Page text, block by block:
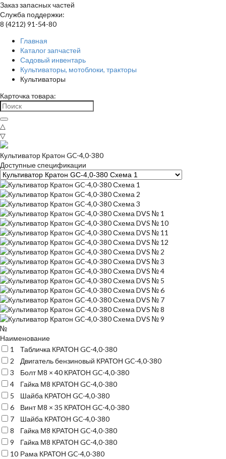
Заказ запасных частей
Служба поддержки:
8 (4212) 91-54-80
Главная
Каталог запчастей
Садовый инвентарь
Культиваторы, мотоблоки, тракторы
Культиваторы
Карточка товара:
△
▽
Культиватор Кратон GC-4,0-380
Доступные спецификации
№
Наименование
1
Табличка КРАТОН GC-4,0-380
2
Двигатель бензиновый КРАТОН GC-4,0-380
3
Болт М8 × 40 КРАТОН GC-4,0-380
4
Гайка М8 КРАТОН GC-4,0-380
5
Шайба КРАТОН GC-4,0-380
6
Винт М8 × 35 КРАТОН GC-4,0-380
7
Шайба КРАТОН GC-4,0-380
8
Гайка М8 КРАТОН GC-4,0-380
9
Гайка М8 КРАТОН GC-4,0-380
10 Рама КРАТОН GC-4,0-380